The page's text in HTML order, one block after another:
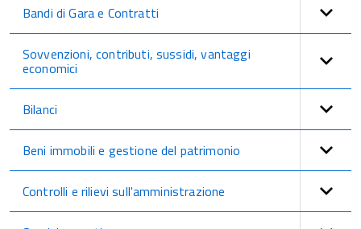
Bandi di Gara e Contratti
Sovvenzioni, contributi, sussidi, vantaggi
economici
Bilanci
Beni immobili e gestione del patrimonio
Controlli e rilievi sull'amministrazione